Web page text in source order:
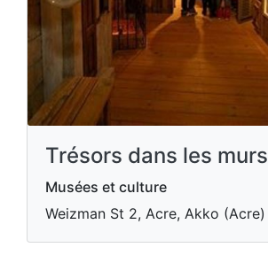
Trésors dans les murs
Musées et culture
Weizman St 2, Acre, Akko (Acre)